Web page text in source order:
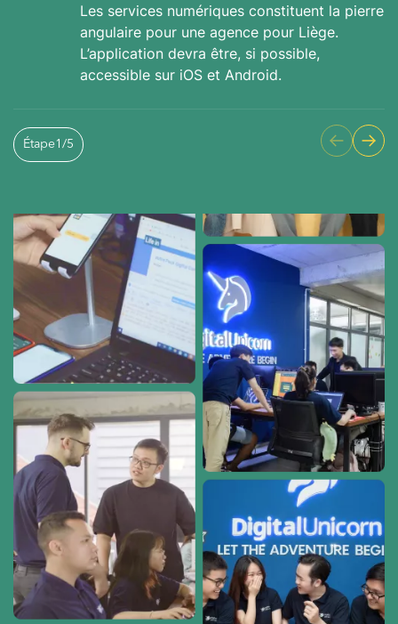
Les services numériques constituent la pierre
angulaire pour une agence pour Liège.
L’application devra être, si possible,
accessible sur iOS et Android.
Étape1 /5